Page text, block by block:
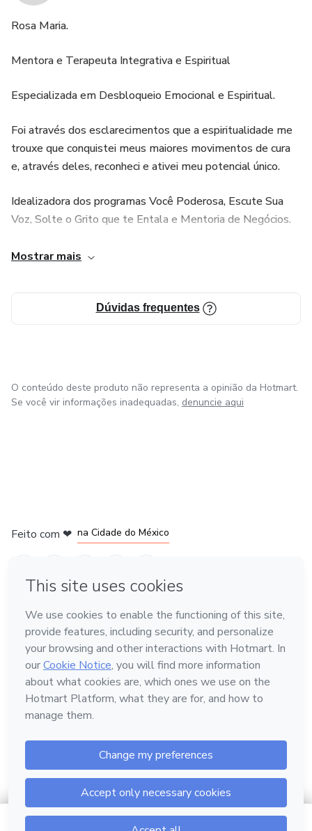
Rosa Maria.
Mentora e Terapeuta Integrativa e Espiritual
Especializada em Desbloqueio Emocional e Espiritual.
Foi através dos esclarecimentos que a espiritualidade me
trouxe que conquistei meus maiores movimentos de cura
e, através deles, reconheci e ativei meu potencial único.
Idealizadora dos programas Você Poderosa, Escute Sua
Voz, Solte o Grito que te Entala e Mentoria de Negócios.
“Nada lhe posso dar que já não exista em você mesmo.
sua própria alma. Nada lhe posso dar a não ser a
oportunidade, o impulso, a chave.
― Hermann Hesse
Mostrar mais
Dúvidas frequentes
4 sessões, 1x por semana, 2h cada
O conteúdo deste produto não representa a opinião da Hotmart.
Se você vir informações inadequadas, denuncie aqui
Feito com ❤ na Cidade do México
Conheça a Hotmart
Idioma
Português
Hotmart — 2011-2026 © Todos os direitos reservados.